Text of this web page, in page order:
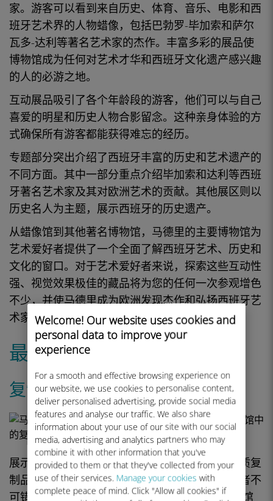
Welcome! Our website uses cookies and
personal data to improve your
experience
For a smooth and effective browsing experience on
our website, we use cookies to personalise content,
deliver personalised advertising, provide social media
features and analyse our traffic. We also share
information about your use of our site with our social
media, advertising and analytics partners who may
combine it with other information that you've
provided to them or that they've collected from your
use of their services. Manage your cookies with
complete peace of mind. Click "Allow all cookies" if
家。游客可以看到来自历史、 体育、音乐、电影和西
班牙艺术界的人物蜡像，包括巴勃罗-毕加索和萨尔
瓦多-达利等著名艺术家的杰作。丰富多彩的展品使
博物馆成为任何对艺术才华和西班牙文化遗产感兴趣
的人的必游之地。
互动展品吸引了各个年龄段的游客，他们可以与自己
喜爱的明星和历史人物合影留念。这种亲身体验的方
式确保所有游客都能获得难忘的经历。
专题部分突出介绍了西班牙丰富的历史和艺术遗产的
不同方面。其中一部分重点介绍毕加索和达利等西班
牙著名艺术家及其对欧洲艺术的贡献。其他展区则以
历史名人为主题，展示西班牙的历史遗产。
从蜡像馆到其他著名博物馆，马德里的主要博物馆为
艺术爱好者提供了一个全面了解西班牙艺术、历史和
文化的窗口。对于艺术爱好者来说，探索这些互动性
强、视觉效果极佳的藏品将为您的任何一次参观增色
不少，并使马德里成为欧洲发现杰作和弘扬西班牙艺
术家作品的主要目的地之一。
最值得购买的纪念品
复制品和印刷品
展示 绘画、雕塑和装饰艺术等经典艺术作品高品质复
制品的画廊和博物馆，是艺术爱好者和艺术爱好者不
可错过的目的地。参观博物馆是一次美妙的博物馆